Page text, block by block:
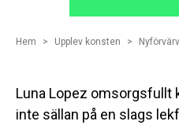
Hem Upplev konsten Nyförvärv
Luna Lopez omsorgsfullt
inte sällan på en slags